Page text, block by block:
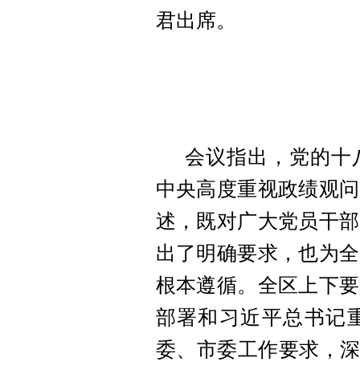
君出席。
会议指出，党的十
中央高度重视政绩观
述，既对广大党员干
出了明确要求，也为
根本遵循。全区上下
部署和习近平总书记
委、市委工作要求，